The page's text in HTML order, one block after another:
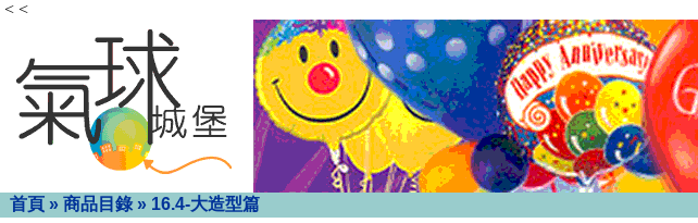
< <
首頁 » 商品目錄 » 16.4-大造型篇